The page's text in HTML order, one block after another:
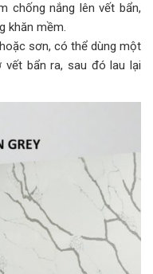
chống nắng lên vết bẩn,
khăn mềm.
sơn, có thể dùng một
vết bẩn ra, sau đó lau lại